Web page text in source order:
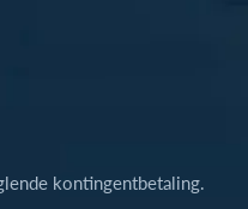
kontingentbetaling.